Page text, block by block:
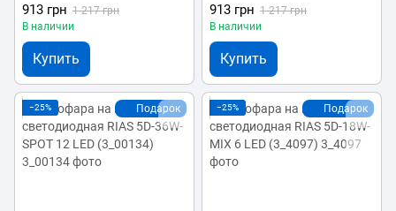
MIX 235х70х80мм
(2_008159)
913 грн 1 217 грн
В наличии
Купить
54W-SPOT 18 LED
235х70х80мм (2_009619)
913 грн 1 217 грн
В наличии
Купить
Подарок
−25% Подарок
−25%